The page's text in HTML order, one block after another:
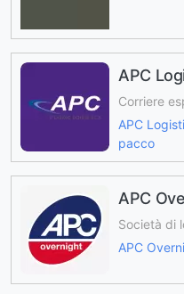
APC
Corriere
APC
pacco
APC
Società di
APC